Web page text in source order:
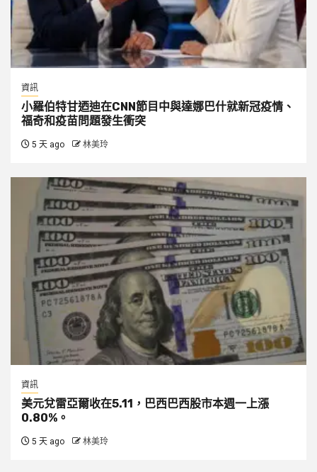
資訊
小羅伯特甘迺迪在CNN節目中與達娜巴什就新冠疫情、
福奇和疫苗問題發生衝突
5 天 ago 林美玲
資訊
美元兌雷亞爾收在5.11，巴西巴西股市本週一上漲
0.80%。
5 天 ago 林美玲